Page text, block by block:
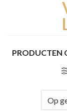
PRODUCTEN